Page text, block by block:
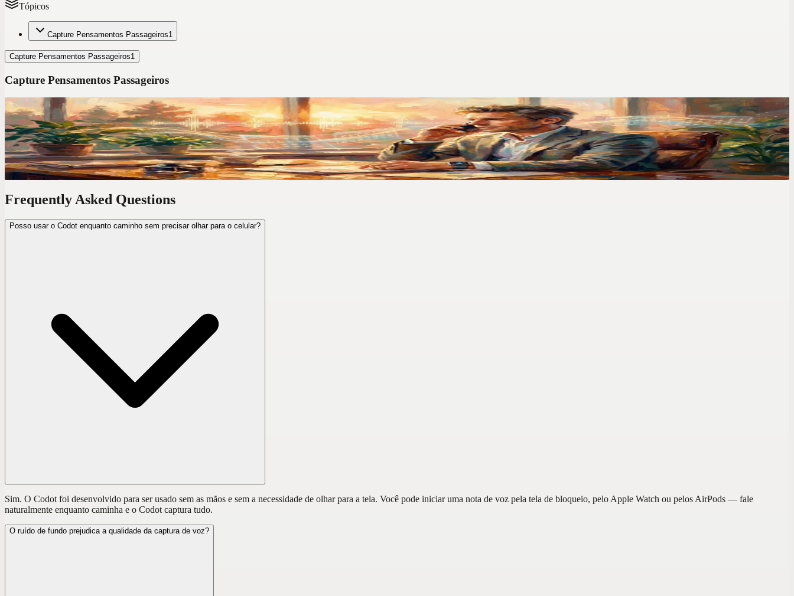
Tópicos
Capture Pensamentos Passageiros1
Capture Pensamentos Passageiros1
Capture Pensamentos Passageiros
Dicas de produtividade por voz
Testei 7 Apps de Notas de Voz em 2026. Só Um Substituiu Meu Segundo Cérebro
Depois de testar os principais apps de transcrição de áudio, encontrei o único que realmente transforma notas de voz em anotações organizadas e fáceis de pesquisar.
Frequently Asked Questions
Posso usar o Codot enquanto caminho sem precisar olhar para o celular?
Sim. O Codot foi desenvolvido para ser usado sem as mãos e sem a necessidade de olhar para a tela. Você pode iniciar uma nota de voz pela tela de bloqueio, pelo Apple Watch ou pelos AirPods — fale
naturalmente enquanto caminha e o Codot captura tudo.
O ruído de fundo prejudica a qualidade da captura de voz?